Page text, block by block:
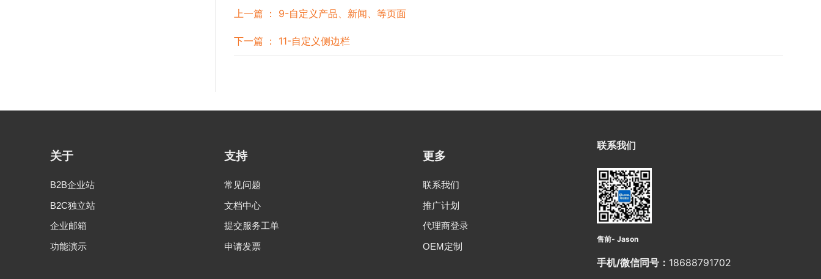
上一篇 ： 9-自定义产品、新闻、等页面
下一篇 ： 11-自定义侧边栏
关于
B2B企业站
B2C独立站
企业邮箱
功能演示
支持
常见问题
文档中心
提交服务工单
申请发票
更多
联系我们
推广计划
代理商登录
OEM定制
联系我们
售前- Jason
手机/微信同号： 18688791702